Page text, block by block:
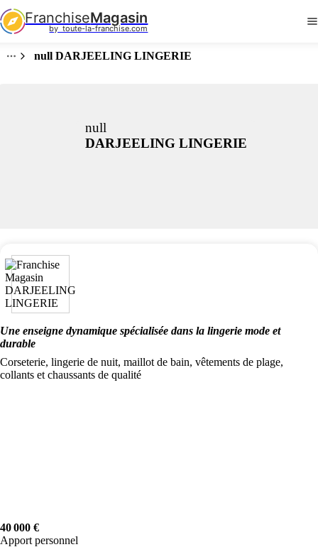
FranchiseMagasin
by  toute-la-franchise.com
null DARJEELING LINGERIE
null
DARJEELING LINGERIE
Une enseigne dynamique spécialisée dans la lingerie mode et
durable
Corseterie, lingerie de nuit, maillot de bain, vêtements de plage,
collants et chaussants de qualité
40 000 €
Apport personnel